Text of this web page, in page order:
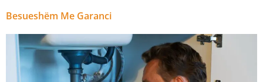
Besueshëm Me Garanci